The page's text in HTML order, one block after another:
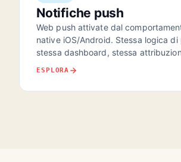
Notifiche push
Web push attivate dal
native iOS/Android. Stessa logica di
stessa dashboard, stessa
ESPLORA